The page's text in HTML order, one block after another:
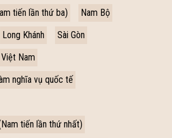
tiến lần thứ ba)
Nam Bộ
Long Khánh
Sài Gòn
Nam
nghĩa vụ quốc tế
tiến lần thứ nhất)